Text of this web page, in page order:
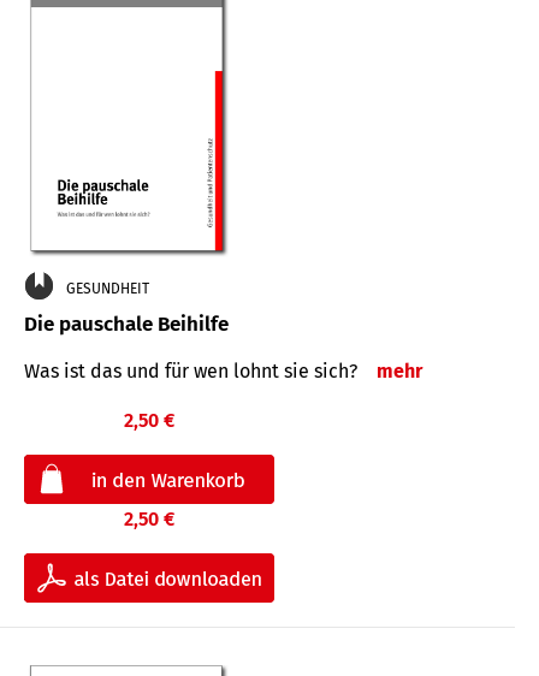
GESUNDHEIT
Die pauschale Beihilfe
Was ist das und für wen lohnt sie sich? mehr
2,50 €
2,50 €